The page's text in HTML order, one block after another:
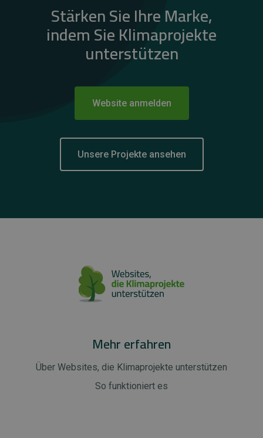
Stärken Sie Ihre Marke,
indem Sie Klimaprojekte
unterstützen
Website anmelden
Unsere Projekte ansehen
Mehr erfahren
Über Websites, die Klimaprojekte unterstützen
So funktioniert es